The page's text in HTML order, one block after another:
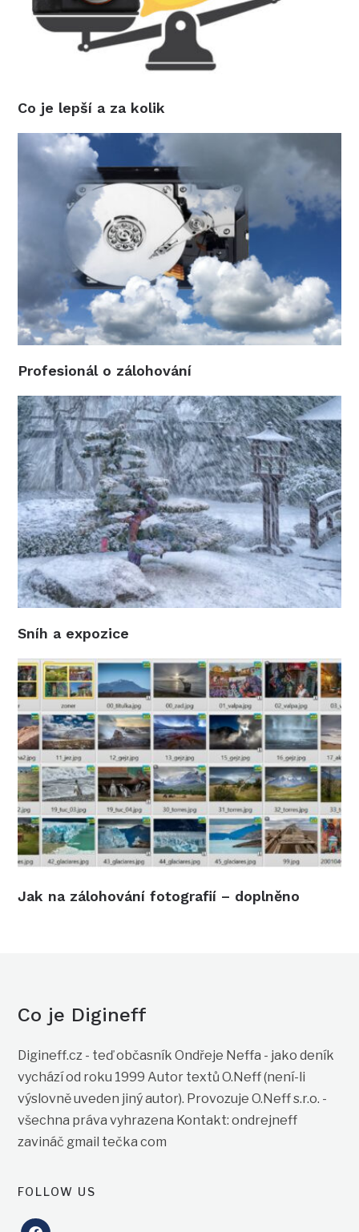
Co je lepší a za kolik
Profesionál o zálohování
Sníh a expozice
Jak na zálohování fotografií – doplněno
Co je Digineff
Digineff.cz - teď občasník Ondřeje Neffa - jako deník
vychází od roku 1999 Autor textů O.Neff (není-li
výslovně uveden jiný autor). Provozuje O.Neff s.r.o. -
všechna práva vyhrazena Kontakt: ondrejneff
zavináč gmail tečka com
FOLLOW US
facebook